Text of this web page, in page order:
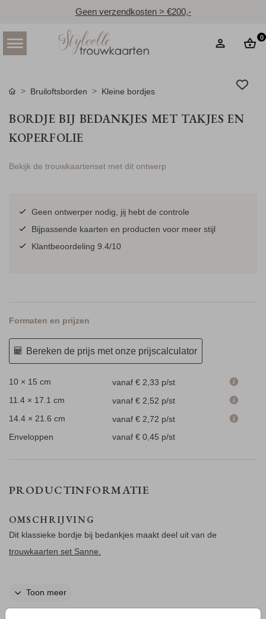
Geen verzendkosten > €200,-
0
Bruiloftsborden Kleine bordjes
BORDJE BIJ BEDANKJES MET TAKJES EN
KOPERFOLIE
Bekijk de trouwkaartenset met dit ontwerp
Geen ontwerper nodig, jij hebt de controle
Bijpassende kaarten en producten voor meer stijl
Klantbeoordeling 9.4/10
Formaten en prijzen
Bereken de prijs met onze prijscalculator
10 × 15 cm vanaf € 2,33 p/st
11.4 × 17.1 cm
vanaf € 2,52 p/st
14.4 × 21.6 cm
vanaf € 2,72 p/st
Enveloppen
vanaf € 0,45 p/st
PRODUCTINFORMATIE
OMSCHRIJVING
Dit klassieke bordje bij bedankjes maakt deel uit van de
trouwkaarten set Sanne.
Toon meer